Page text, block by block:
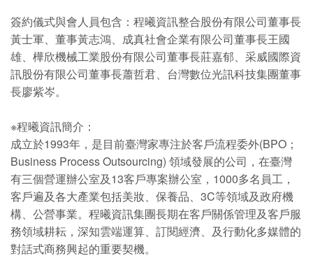
簽約儀式與會人員包含：程曦資訊整合股份有限公司董事長
黃士軍、董事黃志鴻、成真社會企業有限公司董事長王國
雄、樺欣機械工業股份有限公司董事長莊嘉郁、采威國際資
訊股份有限公司董事長蕭哲君、台灣數位光訊科技集團董事
長廖紫岑。
※程曦資訊簡介：
成立於1993年，是目前臺灣家專注於客戶流程委外(BPO；
Business Process Outsourcing) 領域發展的公司，在臺灣
有三個營運辦公室及13客戶專案辦公室，1000多名員工，
客戶遍及各大產業包括美妝、保養品、3C等領域及政府機
構、公營事業。程曦資訊集團長期在客戶關係管理及客戶服
務領域耕耘，深知雲端運算、訂閱經濟、及行動化多媒體的
對話式商務興起的重要契機。